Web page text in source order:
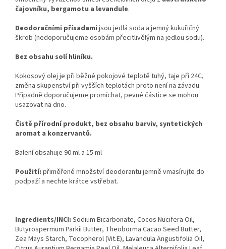
čajovníku, bergamotu a levandule.
Deodoračními přísadami jsou jedlá soda a jemný kukuřičný
škrob (nedoporučujeme osobám přecitlivělým na jedlou sodu).
Bez obsahu solí hliníku.
Kokosový olej je při běžné pokojové teplotě tuhý, taje při 24C,
změna skupenství při vyšších teplotách proto není na závadu.
Případně doporučujeme promíchat, pevné částice se mohou
usazovat na dno.
Čistě přírodní produkt, bez obsahu barviv, syntetických
aromat a konzervantů.
Balení obsahuje 90 ml a 15 ml
Použití: přiměřené množství deodorantu jemně vmasírujte do
podpaží a nechte krátce vstřebat.
Ingredients/INCI: Sodium Bicarbonate, Cocos Nucifera Oil,
Butyrospermum Parkii Butter, Theoborma Cacao Seed Butter,
Zea Mays Starch, Tocopherol (Vit.E), Lavandula Angustifolia Oil,